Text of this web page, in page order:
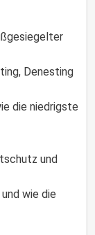
Denesting
die niedrigste
und
wie die